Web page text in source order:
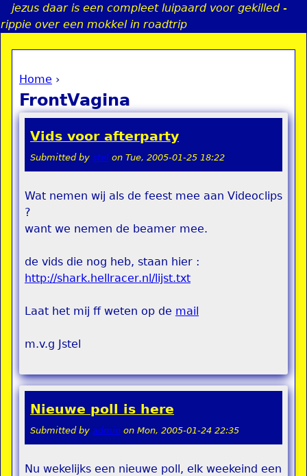
Jump to navigation
jezus daar is een compleet luipaard voor gekilled -
rippie over een mokkel in roadtrip
You are here
Home ›
FrontVagina
Vids voor afterparty
Submitted by stel on Tue, 2005-01-25 18:22
Wat nemen wij als de feest mee aan Videoclips
?
want we nemen de beamer mee.
de vids die nog heb, staan hier :
http://shark.hellracer.nl/lijst.txt
Laat het mij ff weten op de mail
m.v.g Jstel
Nieuwe poll is here
Submitted by admin on Mon, 2005-01-24 22:35
Nu wekelijks een nieuwe poll, elk weekeind een